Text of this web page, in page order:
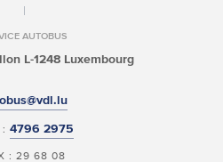
AUTOBUS
L-1248 Luxembourg
4796 2975
: 29 68 08